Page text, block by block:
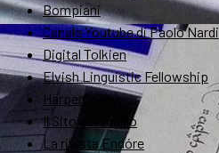
Bompiani
Canale Youtube di Paolo Nardi
Digital Tolkien
Elvish Linguistic Fellowship
HarperCollins
Il Sito dell'Anello
La rivista Endóre